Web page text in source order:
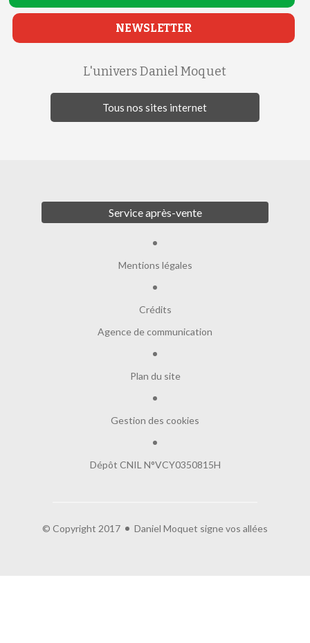
NEWSLETTER
L'univers Daniel Moquet
Tous nos sites internet
Service après-vente
Mentions légales
Crédits
Agence de communication
Plan du site
Gestion des cookies
Dépôt CNIL N°VCY0350815H
© Copyright 2017 Daniel Moquet signe vos allées